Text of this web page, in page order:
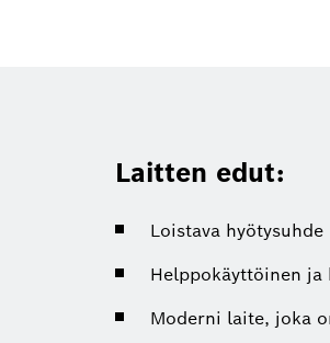
Laitten edut:
Loistava hyötysuhde
Helppokäyttöinen
Moderni laite, joka